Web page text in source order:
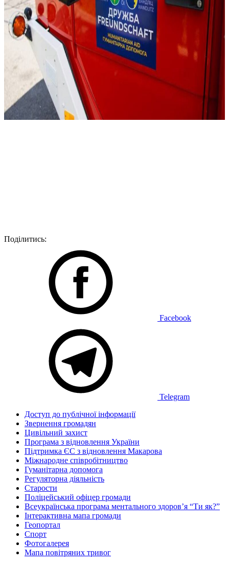
Поділитись:
Facebook
Telegram
Доступ до публічної інформації
Звернення громадян
Цивільний захист
Програма з відновлення України
Підтримка ЄС з відновлення Макарова
Міжнародне співробітництво
Гуманітарна допомога
Регуляторна діяльність
Старости
Поліцейський офіцер громади
Всеукраїнська програма ментального здоров’я “Ти як?”
Інтерактивна мапа громади
Геопортал
Спорт
Фотогалерея
Мапа повітряних тривог